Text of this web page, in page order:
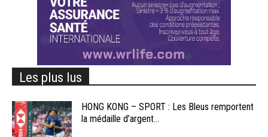
Les plus lus
HONG KONG – SPORT : Les Bleus remportent
la médaille d’argent...